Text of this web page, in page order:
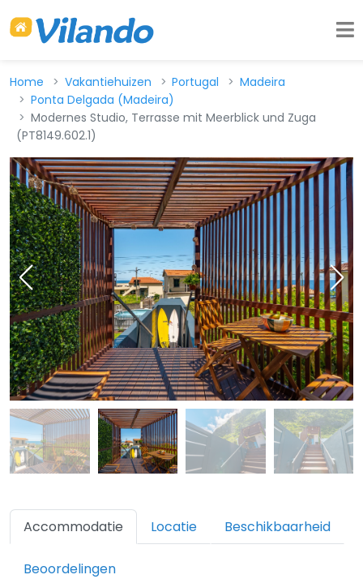
Home Vakantiehuizen Portugal
Madeira
Ponta Delgada (Madeira)
Modernes Studio, Terrasse mit Meerblick und Zuga
(PT8149.602.1)
Accommodatie Locatie Beschikbaarheid
Beoordelingen